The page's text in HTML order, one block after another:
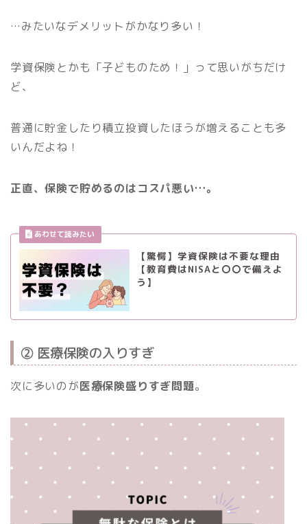
…みたいなデメリットがかなり多い！
学資保険とかも「子どものため！」って思いがちだけ
ど、
普通に貯金したり積立投資したほうが増えることも多
いんだよね！
正直、保険で貯めるのはコスパ悪い…。
【驚愕】学資保険は不要な理由
【教育費はNISAと〇〇で備えよ
う】
② 医療保険の入りすぎ
次に多いのが医療保険盛りすぎ問題。